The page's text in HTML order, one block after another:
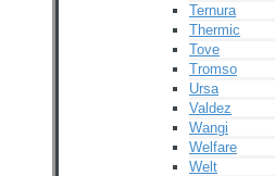
Ternura
Thermic
Tove
Tromso
Ursa
Valdez
Wangi
Welfare
Welt